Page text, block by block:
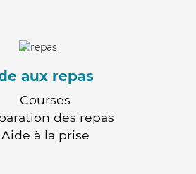
aux repas
Courses
des repas
Aide à la prise